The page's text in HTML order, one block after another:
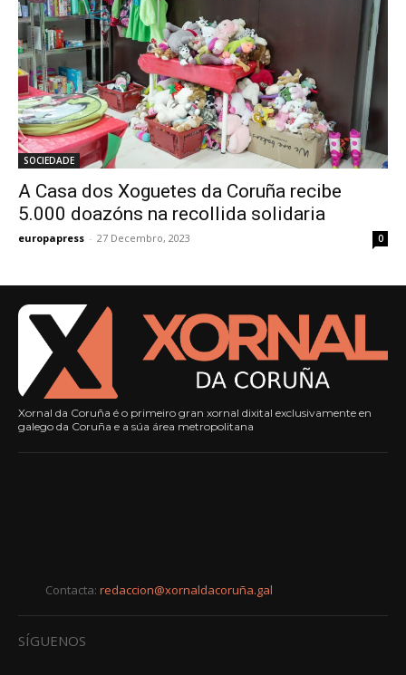
SOCIEDADE
A Casa dos Xoguetes da Coruña recibe
5.000 doazóns na recollida solidaria
europapress - 27 Decembro, 2023 0
Xornal da Coruña é o primeiro gran xornal dixital exclusivamente en
galego da Coruña e a súa área metropolitana
Contacta: redaccion@xornaldacoruña.gal
SÍGUENOS